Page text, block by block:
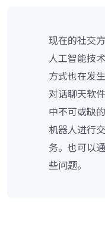
现在的社交
人工智能技
方式也在发
对话聊天软
中不可或缺
机器人进行
务。也可以
些问题。